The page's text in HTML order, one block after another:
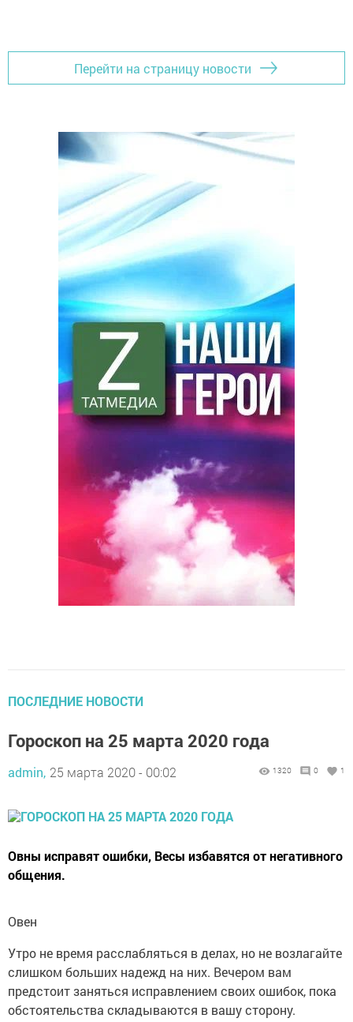
Перейти на страницу новости
ПОСЛЕДНИЕ НОВОСТИ
Гороскоп на 25 марта 2020 года
admin, 25 марта 2020 - 00:02 1320 0 1
Овны исправят ошибки, Весы избавятся от негативного
общения.
Овен
Утро не время расслабляться в делах, но не возлагайте
слишком больших надежд на них. Вечером вам
предстоит заняться исправлением своих ошибок, пока
обстоятельства складываются в вашу сторону.